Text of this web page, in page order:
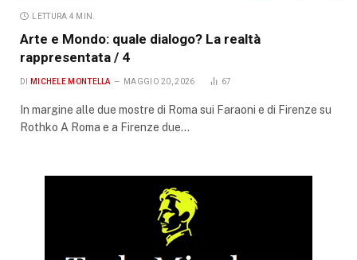
LETTURA 4 MIN.
Arte e Mondo: quale dialogo? La realtà
rappresentata / 4
DI MICHELE MONTELLA MAGGIO 20, 2026 67
In margine alle due mostre di Roma sui Faraoni e di Firenze su
Rothko A Roma e a Firenze due…